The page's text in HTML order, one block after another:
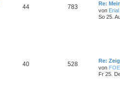
44 783
Re:
von Erial
So 25.
40 528
Re:
von FOE
Fr 25.